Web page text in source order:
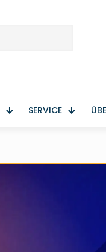
SERVICE